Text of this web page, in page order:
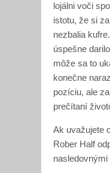
lojálni voči
istotu, že si
nezbalia
úspešne
môže sa to
konečne
pozíciu, ale
prečítaní
Ak uvažujete
Rober Half